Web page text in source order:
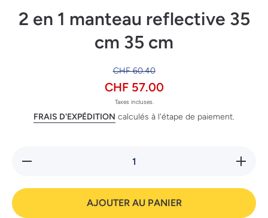
2 en 1 manteau reflective 35
cm 35 cm
CHF 60.40
CHF 57.00
Taxes incluses.
FRAIS D'EXPÉDITION calculés à l'étape de paiement.
Réduire
la
35 cm
cm
AJOUTER AU PANIER